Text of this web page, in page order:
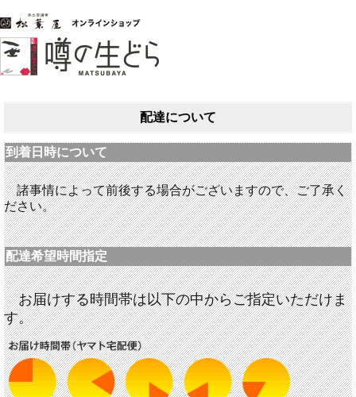
配達について
到着日時について
諸事情によって前後する場合がございますので、ご了承く
ださい。
配達希望時間指定
お届けする時間帯は以下の中からご指定いただけま
す。